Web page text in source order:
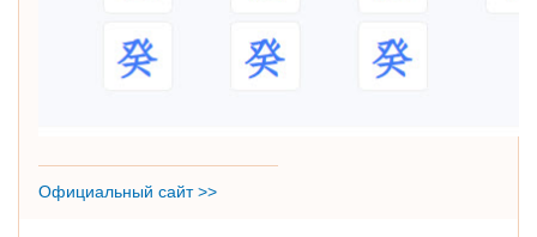
Официальный сайт >>